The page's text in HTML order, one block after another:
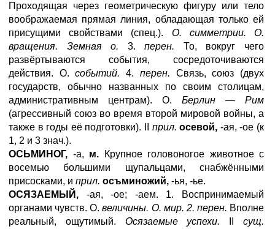
Проходящая через геометрическую фигуру или тело
воображаемая прямая линия, обладающая только ей
присущими свойствами (спец.). О. симметрии. О.
вращения. Земная о. 3.перен. То, вокруг чего
развёртываются события, сосредоточиваются
действия. О.событий. 4. перен. Связь, союз (двух
государств, обычно названных по своим столицам,
административным центрам). О. Берлин — Рим
(агрессивный союз во время второй мировой войны, а
также в годы её подготовки). II прил. осевой, -ая, -ое (к
1, 2 и 3 знач.).
ОСЬМИНОГ, -а, м. Крупное головоногое животное с
восемью большими щупальцами, снабжёнными
присосками, и прил. осъминожий, -ья, -ье.
ОСЯЗАЕМЫЙ, -ая, -ое; -аем. 1. Воспринимаемый
органами чувств. О.величины. О. мир. 2. перен. Вполне
реальный, ощутимый. Осязаемые успехи. IIсущ.